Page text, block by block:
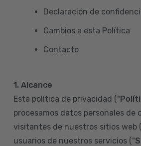
Declaración de
Cambios a esta Política
Contacto
1. Alcance
Esta política de privacidad ("
procesamos datos personales de
visitantes de nuestros sitios web
usuarios de nuestros servicios ("